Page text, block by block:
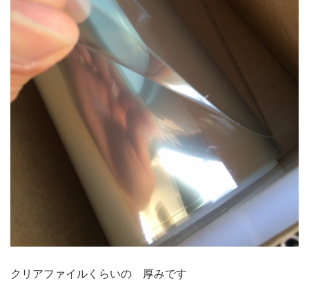
クリアファイルくらいの 厚みです